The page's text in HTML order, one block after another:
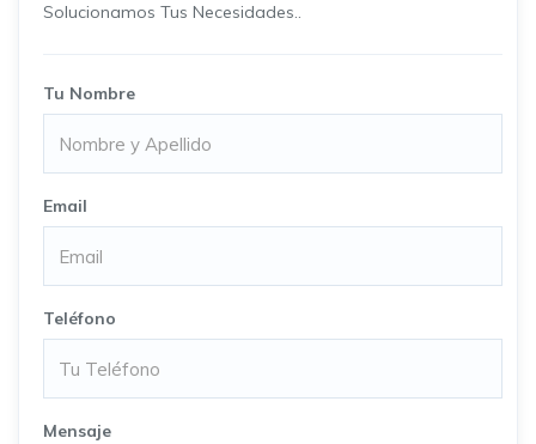
Solucionamos Tus Necesidades..
Tu Nombre
Email
Teléfono
Mensaje